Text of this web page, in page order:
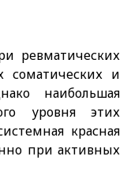
ревматических
соматических и
наибольшая
уровня этих
красная
при активных